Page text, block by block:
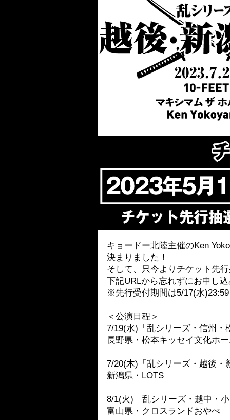
キョードー北陸主催のKen
決まりました！
そして、只今よりチケット先
下記URLから忘れずにお申し
※先行受付期間は5/17(水
＜公演日程＞
7/19(水)「乱シリーズ・信州・
長野県・松本キッセイ文化ホ
7/20(木)「乱シリーズ・越後・
新潟県・LOTS
8/1(火)「乱シリーズ・越中・
富山県・クロスランドおやべ